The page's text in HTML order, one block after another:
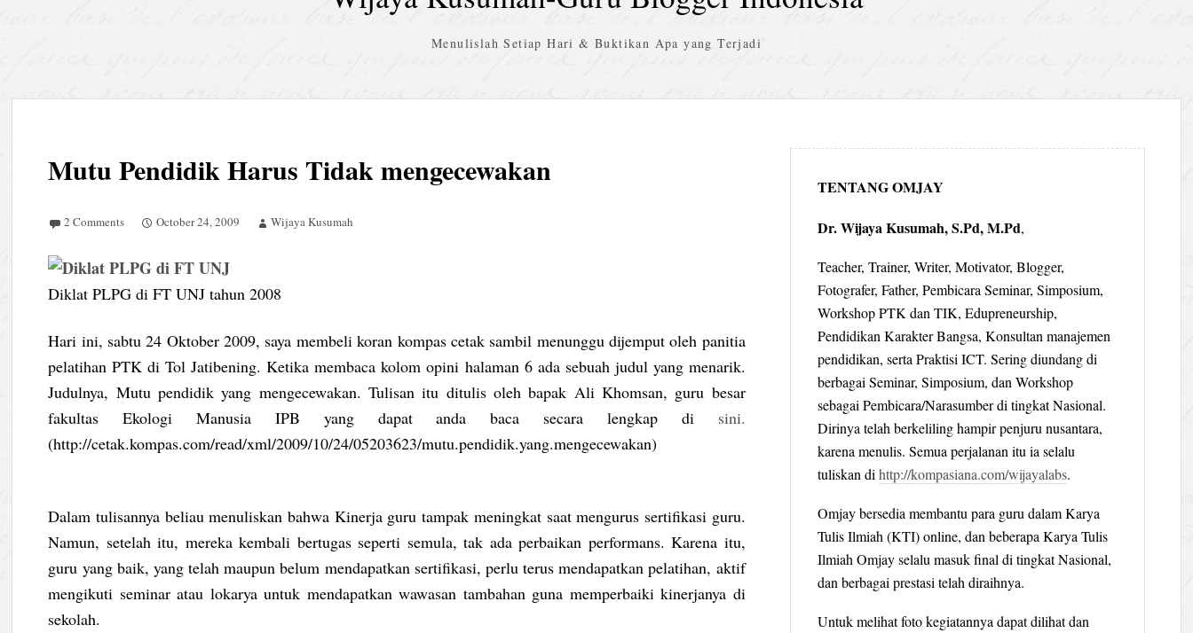
Menulislah Setiap Hari & Buktikan Apa yang Terjadi
Mutu Pendidik Harus Tidak mengecewakan
2 Comments October 24, 2009 Wijaya Kusumah
Diklat PLPG di FT UNJ tahun 2008
Hari ini, sabtu 24 Oktober 2009, saya membeli koran kompas cetak sambil menunggu dijemput oleh panitia
pelatihan PTK di Tol Jatibening. Ketika membaca kolom opini halaman 6 ada sebuah judul yang menarik.
Judulnya, Mutu pendidik yang mengecewakan. Tulisan itu ditulis oleh bapak Ali Khomsan, guru besar
fakultas Ekologi Manusia IPB yang dapat anda baca secara lengkap di sini.
(http://cetak.kompas.com/read/xml/2009/10/24/05203623/mutu.pendidik.yang.mengecewakan)
Dalam tulisannya beliau menuliskan bahwa Kinerja guru tampak meningkat saat mengurus sertifikasi guru.
Namun, setelah itu, mereka kembali bertugas seperti semula, tak ada perbaikan performans. Karena itu,
guru yang baik, yang telah maupun belum mendapatkan sertifikasi, perlu terus mendapatkan pelatihan, aktif
mengikuti seminar atau lokarya untuk mendapatkan wawasan tambahan guna memperbaiki kinerjanya di
sekolah.
TENTANG OMJAY
Dr. Wijaya Kusumah, S.Pd, M.Pd,
Teacher, Trainer, Writer, Motivator, Blogger,
Fotografer, Father, Pembicara Seminar, Simposium,
Workshop PTK dan TIK, Edupreneurship,
Pendidikan Karakter Bangsa, Konsultan manajemen
pendidikan, serta Praktisi ICT. Sering diundang di
berbagai Seminar, Simposium, dan Workshop
sebagai Pembicara/Narasumber di tingkat Nasional.
Dirinya telah berkeliling hampir penjuru nusantara,
karena menulis. Semua perjalanan itu ia selalu
tuliskan di http://kompasiana.com/wijayalabs.
Omjay bersedia membantu para guru dalam Karya
Tulis Ilmiah (KTI) online, dan beberapa Karya Tulis
Ilmiah Omjay selalu masuk final di tingkat Nasional,
dan berbagai prestasi telah diraihnya.
Untuk melihat foto kegiatannya dapat dilihat dan